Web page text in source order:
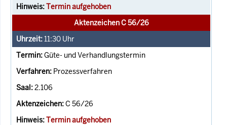
Termin aufgehoben
Aktenzeichen C 56/26
11:30 Uhr
Güte- und Verhandlungstermin
Prozessverfahren
2.106
C 56/26
Termin aufgehoben